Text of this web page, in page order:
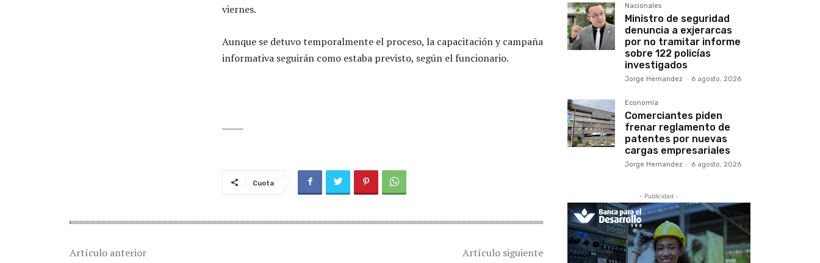
viernes.
Aunque se detuvo temporalmente el proceso, la capacitación y campaña
informativa seguirán como estaba previsto, según el funcionario.
Cuota
Artículo anterior
Artículo siguiente
Nacionales
Ministro de seguridad
denuncia a exjerarcas
por no tramitar informe
sobre 122 policías
investigados
Jorge Hernandez - 6 agosto, 2026
Economía
Comerciantes piden
frenar reglamento de
patentes por nuevas
cargas empresariales
Jorge Hernandez - 6 agosto, 2026
- Publicidad -